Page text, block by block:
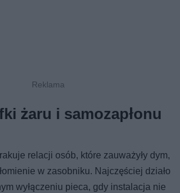
żaru i samozapłonu
relacji osób, które zauważyły dym,
w zasobniku. Najczęściej działo
wyłączeniu pieca, gdy instalacja nie